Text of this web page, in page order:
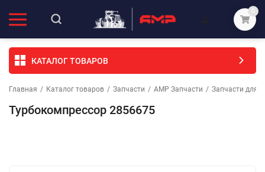
0
КАТАЛОГ ТОВАРОВ
Главная / Каталог товаров / Запчасти / АМР Запчасти / Запчасти для
Турбокомпрессор 2856675